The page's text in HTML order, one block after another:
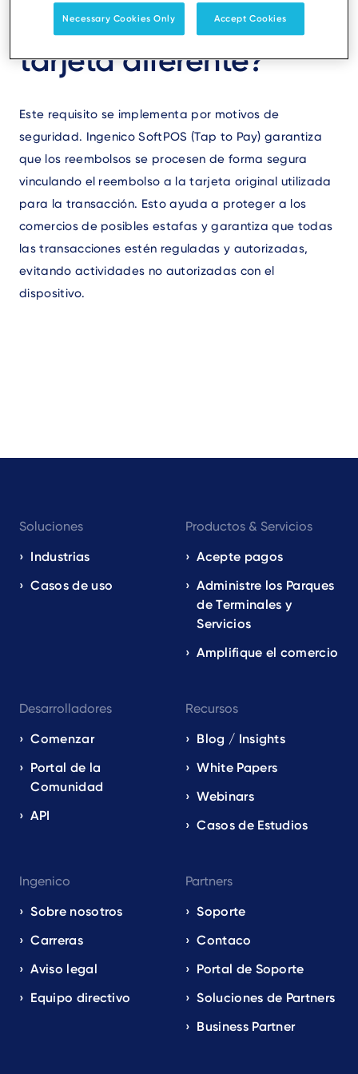
reembolsar a una
tarjeta diferente?
Este requisito se implementa por motivos de
seguridad. Ingenico SoftPOS (Tap to Pay) garantiza
que los reembolsos se procesen de forma segura
vinculando el reembolso a la tarjeta original utilizada
para la transacción. Esto ayuda a proteger a los
comercios de posibles estafas y garantiza que todas
las transacciones estén reguladas y autorizadas,
evitando actividades no autorizadas con el
dispositivo.
navigation
EN
Soluciones
Industrias
Casos de uso
Productos & Servicios
Acepte pagos
Administre los Parques
de Terminales y
Servicios
Amplifique el comercio
Desarrolladores
Comenzar
Portal de la
Comunidad
API
Recursos
Blog / Insights
White Papers
Webinars
Casos de Estudios
Ingenico
Sobre nosotros
Carreras
Aviso legal
Equipo directivo
Partners
Soporte
Contaco
Portal de Soporte
Soluciones de Partners
Business Partner
Necessary Cookies Only Accept Cookies